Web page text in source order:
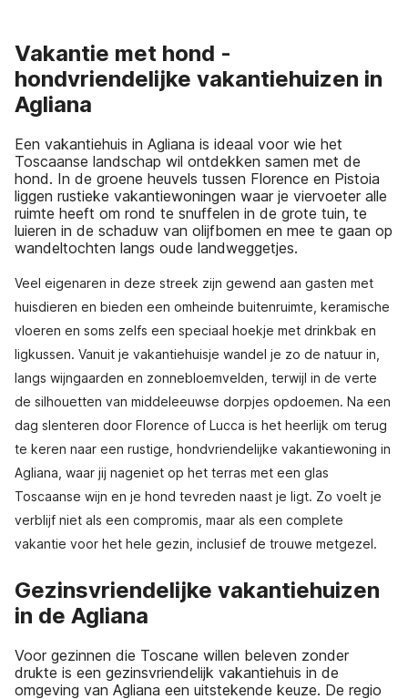
Vakantie met hond -
hondvriendelijke vakantiehuizen in
Agliana
Een vakantiehuis in Agliana is ideaal voor wie het
Toscaanse landschap wil ontdekken samen met de
hond. In de groene heuvels tussen Florence en Pistoia
liggen rustieke vakantiewoningen waar je viervoeter alle
ruimte heeft om rond te snuffelen in de grote tuin, te
luieren in de schaduw van olijfbomen en mee te gaan op
wandeltochten langs oude landweggetjes.
Veel eigenaren in deze streek zijn gewend aan gasten met
huisdieren en bieden een omheinde buitenruimte, keramische
vloeren en soms zelfs een speciaal hoekje met drinkbak en
ligkussen. Vanuit je vakantiehuisje wandel je zo de natuur in,
langs wijngaarden en zonnebloemvelden, terwijl in de verte
de silhouetten van middeleeuwse dorpjes opdoemen. Na een
dag slenteren door Florence of Lucca is het heerlijk om terug
te keren naar een rustige, hondvriendelijke vakantiewoning in
Agliana, waar jij nageniet op het terras met een glas
Toscaanse wijn en je hond tevreden naast je ligt. Zo voelt je
verblijf niet als een compromis, maar als een complete
vakantie voor het hele gezin, inclusief de trouwe metgezel.
Gezinsvriendelijke vakantiehuizen
in de Agliana
Voor gezinnen die Toscane willen beleven zonder
drukte is een gezinsvriendelijk vakantiehuis in de
omgeving van Agliana een uitstekende keuze. De regio